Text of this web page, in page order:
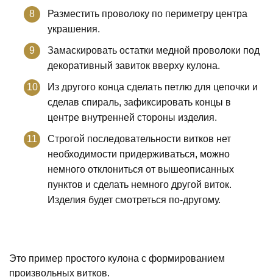
Разместить проволоку по периметру центра
украшения.
Замаскировать остатки медной проволоки под
декоративный завиток вверху кулона.
Из другого конца сделать петлю для цепочки и
сделав спираль, зафиксировать концы в
центре внутренней стороны изделия.
Строгой последовательности витков нет
необходимости придерживаться, можно
немного отклониться от вышеописанных
пунктов и сделать немного другой виток.
Изделия будет смотреться по-другому.
Это пример простого кулона с формированием
произвольных витков.